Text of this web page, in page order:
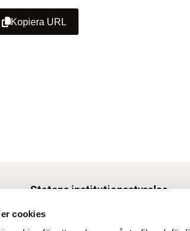
cookies
Kopiera URL
Statens institutionsstyrelse
010-453 40 00